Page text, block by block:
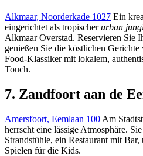
Alkmaar, Noorderkade 1027 Ein
eingerichtet als tropischerurban
Alkmaar Overstad. Reservieren Sie
genießen Sie die köstlichen
Food-Klassiker mit lokalem,
Touch.
7. Zandfoort aan de
Amersfoort, Eemlaan 100 Am
herrscht eine lässige Atmosphäre.
Strandstühle, ein Restaurant mit
Spielen für die Kids.